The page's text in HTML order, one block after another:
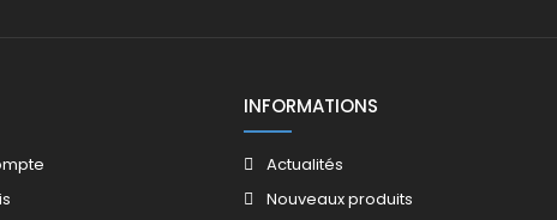
INFORMATIONS
Actualités
Nouveaux produits